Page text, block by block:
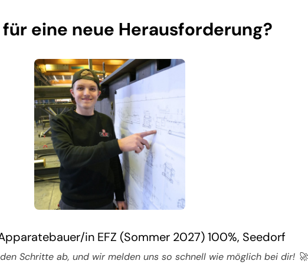
eine neue Herausforderung?
in EFZ (Sommer 2027) 100%, Seedorf
Schritte ab, und wir melden uns so schnell wie möglich bei dir! 🚀